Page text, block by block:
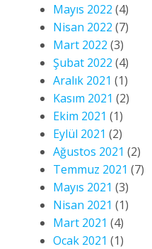
Mayıs 2022 (4)
Nisan 2022 (7)
Mart 2022 (3)
Şubat 2022 (4)
Aralık 2021 (1)
Kasım 2021 (2)
Ekim 2021 (1)
Eylül 2021 (2)
Ağustos 2021 (2)
Temmuz 2021 (7)
Mayıs 2021 (3)
Nisan 2021 (1)
Mart 2021 (4)
Ocak 2021 (1)